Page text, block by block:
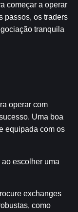
começar a operar
passos, os traders
tranquila
operar com
Uma boa
equipada com os
escolher uma
exchanges
como